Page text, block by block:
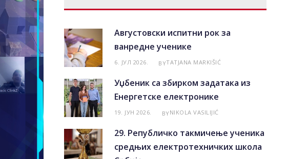
Августовски испитни рок за
ванредне ученике
6. ЈУЛ 2026. BYTATJANA MARKIŠIĆ
Уџбеник са збирком задатака из
Енергетске електронике
19. ЈУН 2026. BYNIKOLA VASILIJIĆ
29. Републичко такмичење ученика
средњих електротехничких школа